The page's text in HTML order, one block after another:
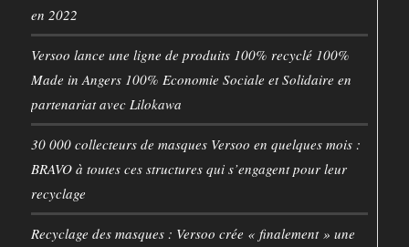
en 2022
Versoo lance une ligne de produits 100% recyclé 100%
Made in Angers 100% Economie Sociale et Solidaire en
partenariat avec Lilokawa
30 000 collecteurs de masques Versoo en quelques mois :
BRAVO à toutes ces structures qui s’engagent pour leur
recyclage
Recyclage des masques : Versoo crée « finalement » une